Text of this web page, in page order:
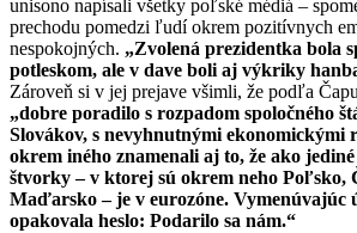
unisono napísali všetky poľské médiá –
prechodu pomedzi ľudí okrem pozitívnych
nespokojných. „Zvolená prezidentka bola
potleskom, ale v dave boli aj výkriky
Zároveň si v jej prejave všimli, že podľa
„dobre poradilo s rozpadom spoločného
Slovákov, s nevyhnutnými ekonomickými
okrem iného znamenali aj to, že ako
štvorky – v ktorej sú okrem neho Poľsko,
Maďarsko – je v eurozóne. Vymenúvajúc
opakovala heslo: Podarilo sa nám.“